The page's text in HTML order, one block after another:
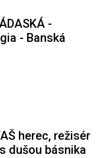
-
- Banská
dušou básnika